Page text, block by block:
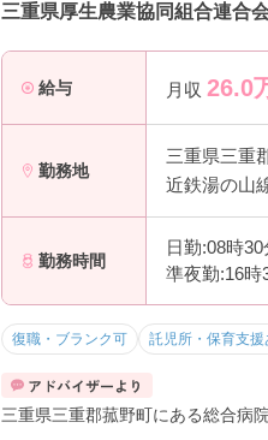
三重県厚生農業協同組合連
給与 月収 26.0
勤務地
三重県三重
近鉄湯の山
勤務時間
日勤:08時30
準夜勤:16時
復職・ブランク可 託児所・保育支援
三重県三重郡菰野町にある総合病